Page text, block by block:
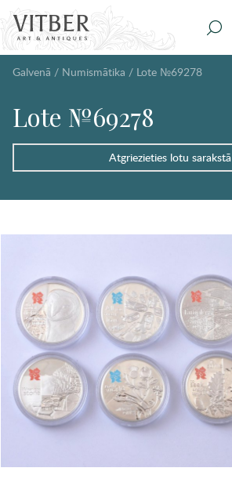
Galvenā / Numismātika / Lote №69278
Lote №69278
Atgriezieties lotu sarakstā